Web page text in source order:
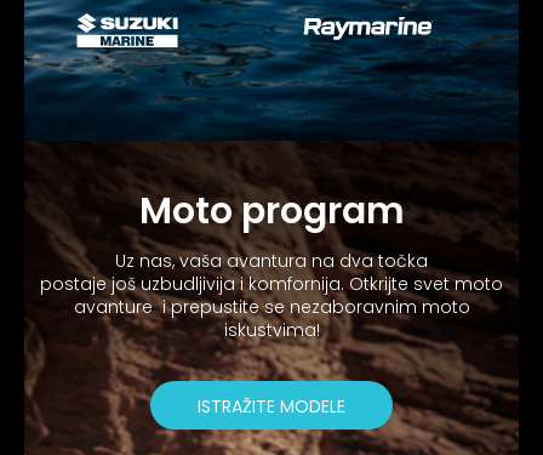
Moto program
Uz nas, vaša avantura na dva točka
postaje još uzbudljivija i komfornija. Otkrijte svet moto
avanture i prepustite se nezaboravnim moto
iskustvima!
ISTRAŽITE MODELE